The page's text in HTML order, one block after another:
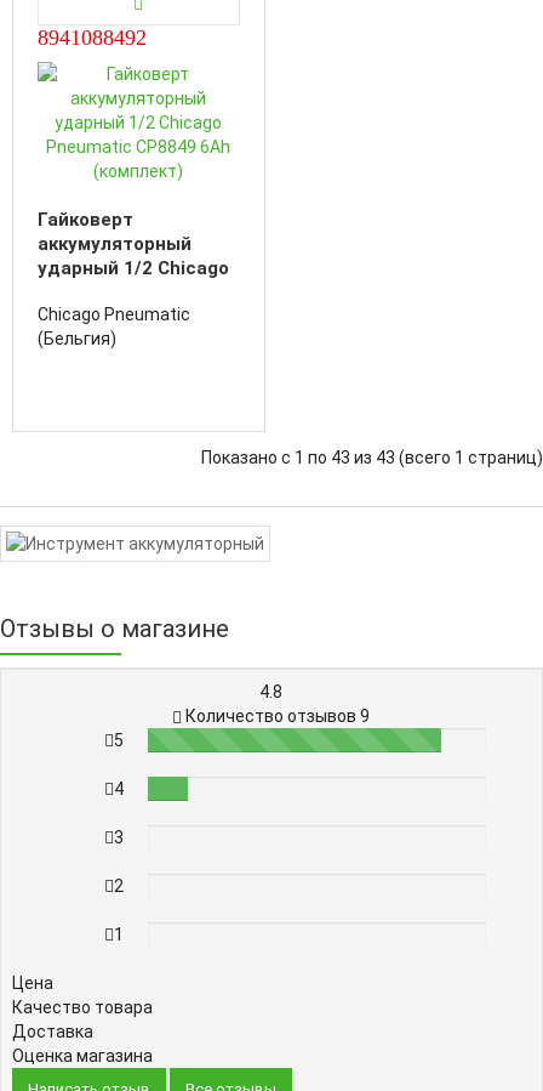
8941088492
Гайковерт
аккумуляторный
ударный 1/2 Chicago
6Ah (комплект)
Chicago Pneumatic
(Бельгия)
Показано с 1 по 43 из 43 (всего 1 страниц)
Отзывы о магазине
4.8
Количество отзывов 9
5
87%
4
3
2
1
Цена
Качество товара
Доставка
Оценка магазина